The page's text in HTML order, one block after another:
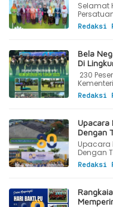
Selamat
Redaksi
Bela
Di
230
Redaksi
Upacara
Dengan
Upacara
Dengan
Redaksi